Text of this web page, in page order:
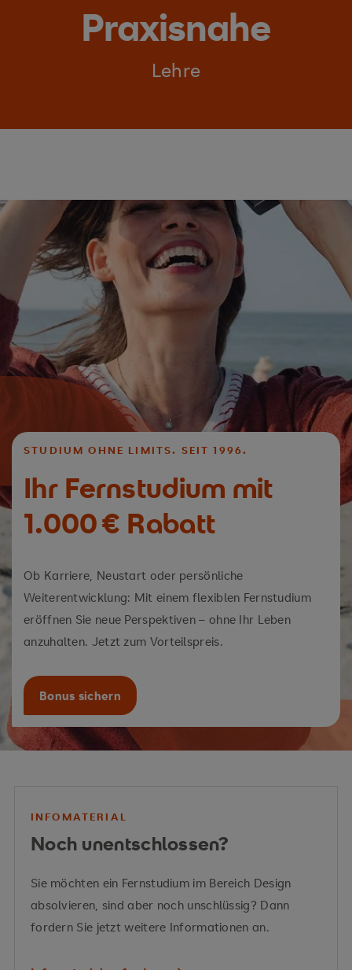
Praxisnahe
Lehre
STUDIUM OHNE LIMITS. SEIT 1996.
Ihr Fernstudium mit
1.000 € Rabatt
Ob Karriere, Neustart oder persönliche
Weiterentwicklung: Mit einem flexiblen Fernstudium
eröffnen Sie neue Perspektiven – ohne Ihr Leben
anzuhalten. Jetzt zum Vorteilspreis.
Bonus sichern
INFOMATERIAL
Noch unentschlossen?
Sie möchten ein Fernstudium im Bereich Design
absolvieren, sind aber noch unschlüssig? Dann
fordern Sie jetzt weitere Informationen an.